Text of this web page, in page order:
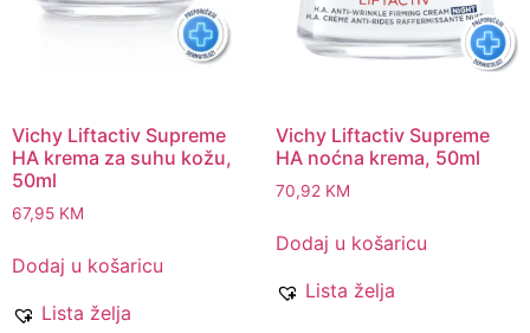
Vichy Liftactiv Supreme
HA krema za suhu kožu,
50ml
67,95 KM
Dodaj u košaricu
Lista želja
Vichy Liftactiv Supreme
HA noćna krema, 50ml
70,92 KM
Dodaj u košaricu
Lista želja